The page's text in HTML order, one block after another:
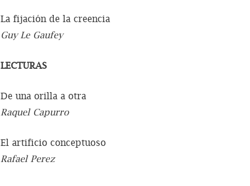
La fijación de la creencia
Guy Le Gaufey
LECTURAS
De una orilla a otra
Raquel Capurro
El artificio conceptuoso
Rafael Perez